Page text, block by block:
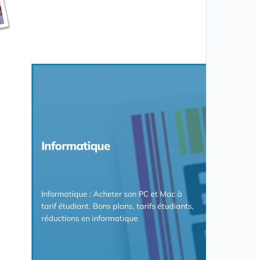
Informatique
Informatique : Acheter son PC et Mac à
tarif étudiant. Bons plans, tarifs étudiants,
réductions en informatique